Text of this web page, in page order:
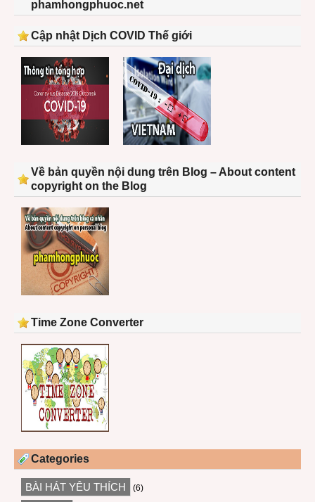
phamhongphuoc.net
Cập nhật Dịch COVID Thế giới
Về bản quyền nội dung trên Blog – About content
copyright on the Blog
Time Zone Converter
Categories
BÀI HÁT YÊU THÍCH (6)